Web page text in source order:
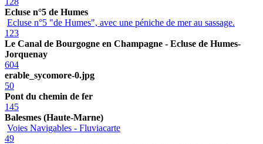
Ecluse n°5 de Humes
Ecluse n°5 "de Humes", avec une péniche de mer au sassage.
123
Le Canal de Bourgogne en Champagne - Ecluse de Humes-
Jorquenay
604
erable_sycomore-0.jpg
50
Pont du chemin de fer
145
Balesmes (Haute-Marne)
Voies Navigables - Fluviacarte
49